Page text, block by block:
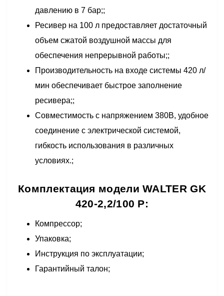
давлению в 7 бар;;
Ресивер на 100 л предоставляет достаточный
объем сжатой воздушной массы для
обеспечения непрерывной работы;;
Производительность на входе системы 420 л/
мин обеспечивает быстрое заполнение
ресивера;;
Совместимость с напряжением 380В, удобное
соединение с электрической системой,
гибкость использования в различных
условиях.;
Комплектация модели WALTER GK
420-2,2/100 P:
Компрессор;
Упаковка;
Инструкция по эксплуатации;
Гарантийный талон;